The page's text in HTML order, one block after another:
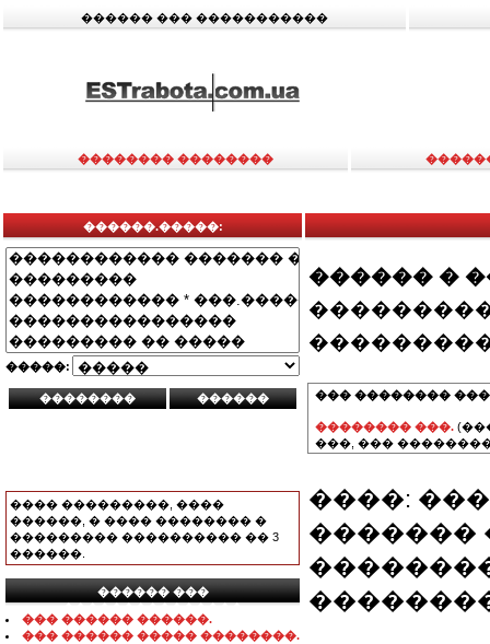
������ ��� �����������
�������� ��������
������.�����:
�����:
���� ���������, ����
������, � ���� �������� �
��������� ���������� �� 3
������.
������ ���
���������������
��� ������ ������.
��� ������ ����� ��������.
������ �
��� ��������
�������� ���.
���, ���
����:
�������